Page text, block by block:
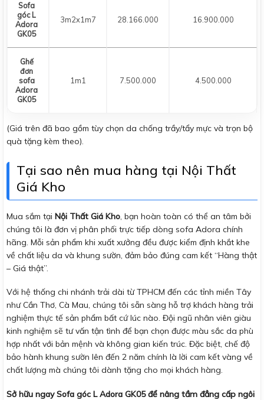
Sofa
góc L
Adora
GK05
3m2x1m7 28.166.000 16.900.000
Ghế
đơn
sofa
Adora
GK05
1m1 7.500.000 4.500.000
(Giá trên đã bao gồm tùy chọn da chống trầy/tẩy mực và trọn bộ
quà tặng kèm theo).
Tại sao nên mua hàng tại Nội Thất
Giá Kho
Mua sắm tại Nội Thất Giá Kho, bạn hoàn toàn có thể an tâm bởi
chúng tôi là đơn vị phân phối trực tiếp dòng sofa Adora chính
hãng. Mỗi sản phẩm khi xuất xưởng đều được kiểm định khắt khe
về chất liệu da và khung sườn, đảm bảo đúng cam kết “Hàng thật
– Giá thật”.
Với hệ thống chi nhánh trải dài từ TPHCM đến các tỉnh miền Tây
như Cần Thơ, Cà Mau, chúng tôi sẵn sàng hỗ trợ khách hàng trải
nghiệm thực tế sản phẩm bất cứ lúc nào. Đội ngũ nhân viên giàu
kinh nghiệm sẽ tư vấn tận tình để bạn chọn được màu sắc da phù
hợp nhất với bản mệnh và không gian kiến trúc. Đặc biệt, chế độ
bảo hành khung sườn lên đến 2 năm chính là lời cam kết vàng về
chất lượng mà chúng tôi dành tặng cho mọi khách hàng.
Sở hữu ngay Sofa góc L Adora GK05 để nâng tầm đẳng cấp ngôi